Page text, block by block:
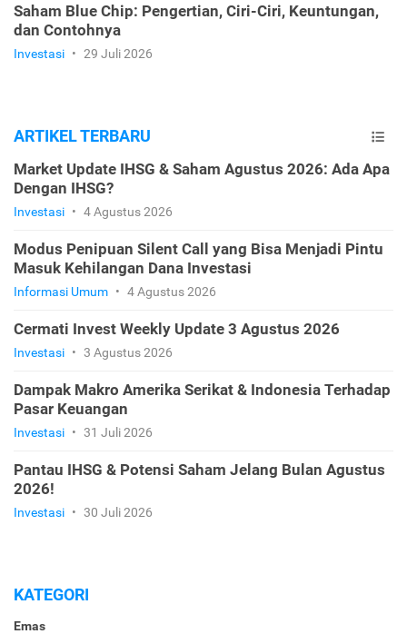
Saham Blue Chip: Pengertian, Ciri-Ciri, Keuntungan,
dan Contohnya
Investasi • 29 Juli 2026
ARTIKEL TERBARU
Market Update IHSG & Saham Agustus 2026: Ada Apa
Dengan IHSG?
Investasi • 4 Agustus 2026
Modus Penipuan Silent Call yang Bisa Menjadi Pintu
Masuk Kehilangan Dana Investasi
Informasi Umum • 4 Agustus 2026
Cermati Invest Weekly Update 3 Agustus 2026
Investasi • 3 Agustus 2026
Dampak Makro Amerika Serikat & Indonesia Terhadap
Pasar Keuangan
Investasi • 31 Juli 2026
Pantau IHSG & Potensi Saham Jelang Bulan Agustus
2026!
Investasi • 30 Juli 2026
KATEGORI
Emas